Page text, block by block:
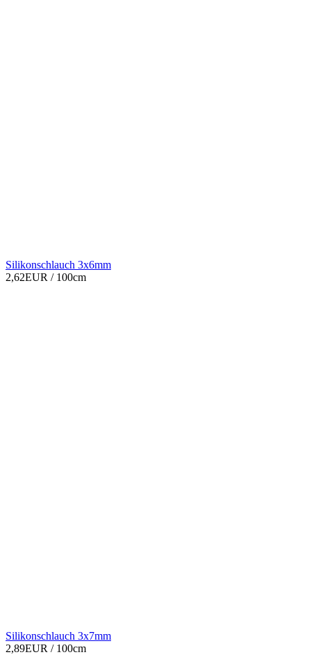
Silikonschlauch 3x6mm
2,62EUR / 100cm
Silikonschlauch 3x7mm
2,89EUR / 100cm